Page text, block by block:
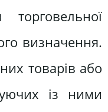
торговельної
визначення.
товарів або
із ними